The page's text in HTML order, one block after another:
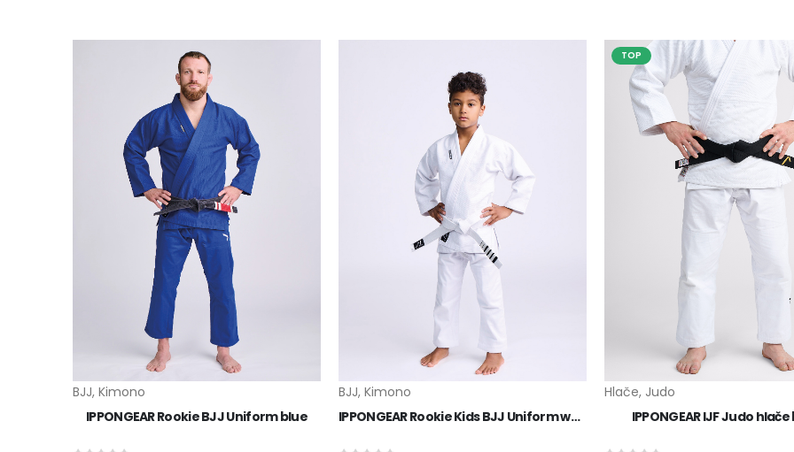
BJJ, Kimono
IPPONGEAR Rookie BJJ Uniform blue
BJJ, Kimono
IPPONGEAR Rookie Kids BJJ Uniform white
TOP
Hlače, Judo
IPPONGEAR IJF Judo